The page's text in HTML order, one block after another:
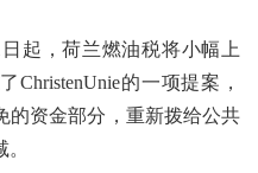
起，荷兰燃油税将小幅上
ChristenUnie的一项提案，
的资金部分，重新拨给公共